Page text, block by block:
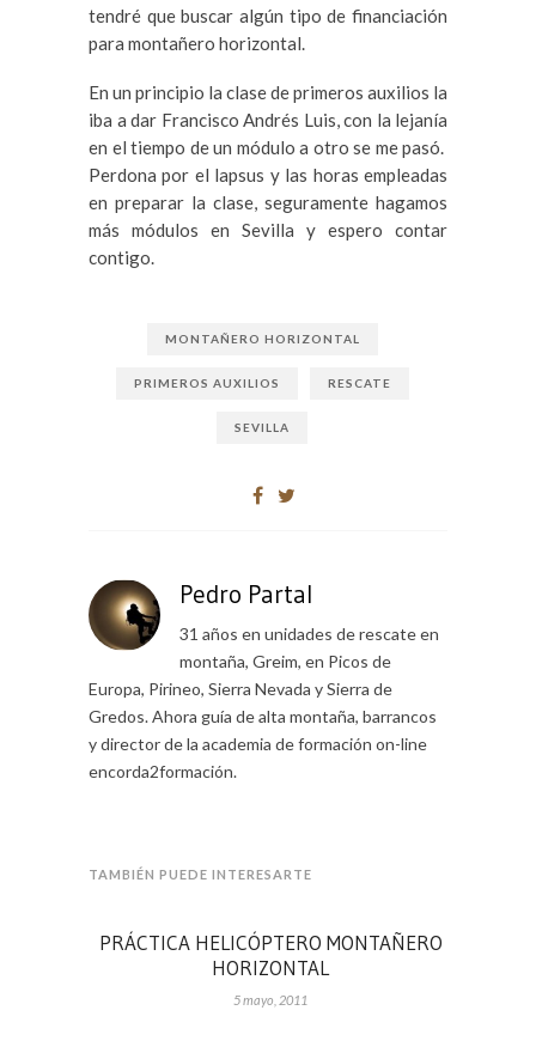
tendré que buscar algún tipo de financiación
para montañero horizontal.
En un principio la clase de primeros auxilios la
iba a dar Francisco Andrés Luis, con la lejanía
en el tiempo de un módulo a otro se me pasó.
Perdona por el lapsus y las horas empleadas
en preparar la clase, seguramente hagamos
más módulos en Sevilla y espero contar
contigo.
MONTAÑERO HORIZONTAL
PRIMEROS AUXILIOS RESCATE
SEVILLA
Pedro Partal
31 años en unidades de rescate en
montaña, Greim, en Picos de
Europa, Pirineo, Sierra Nevada y Sierra de
Gredos. Ahora guía de alta montaña, barrancos
y director de la academia de formación on-line
encorda2formación.
TAMBIÉN PUEDE INTERESARTE
PRÁCTICA HELICÓPTERO MONTAÑERO
HORIZONTAL
5 mayo, 2011